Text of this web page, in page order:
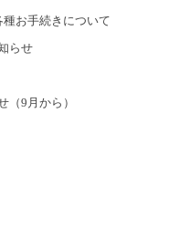
お手続きについて
らせ
9月から）